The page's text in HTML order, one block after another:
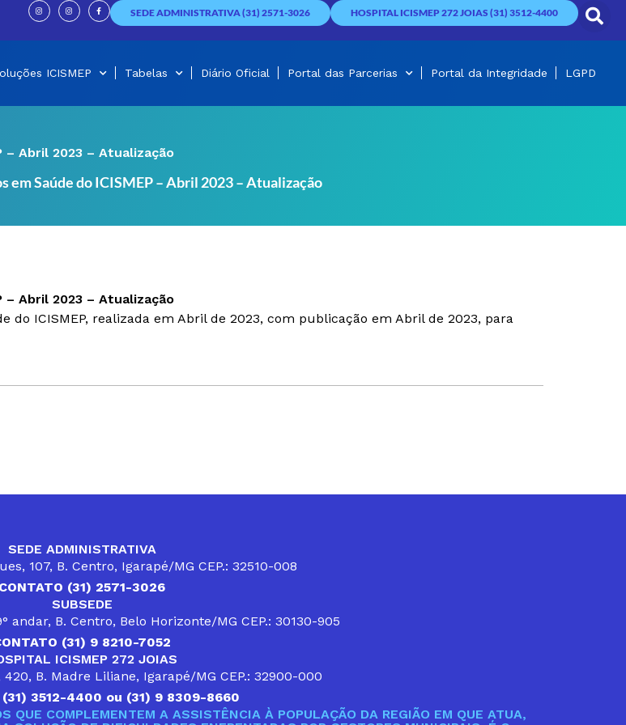
I
n
s
t
g
I
n
s
t
g
F
a
c
e
o
SEDE ADMINISTRATIVA (31) 2571-3026 HOSPITAL ICISMEP 272 JOIAS (31) 3512-4400
ICISMEP Tabelas Diário Oficial Portal das Parcerias Portal da Integridade LGPD
– Abril 2023 – Atualização
em Saúde do ICISMEP – Abril 2023 – Atualização
– Abril 2023 – Atualização
do ICISMEP, realizada em Abril de 2023, com publicação em Abril de 2023, para
SEDE ADMINISTRATIVA
107, B. Centro, Igarapé/MG CEP.: 32510-008
CONTATO (31) 2571-3026
SUBSEDE
andar, B. Centro, Belo Horizonte/MG CEP.: 30130-905
(31) 9 8210-7052
ICISMEP 272 JOIAS
B. Madre Liliane, Igarapé/MG CEP.: 32900-000
(31) 3512-4400 ou (31) 9 8309-8660
QUE COMPLEMENTEM A ASSISTÊNCIA À POPULAÇÃO DA REGIÃO EM QUE ATUA,